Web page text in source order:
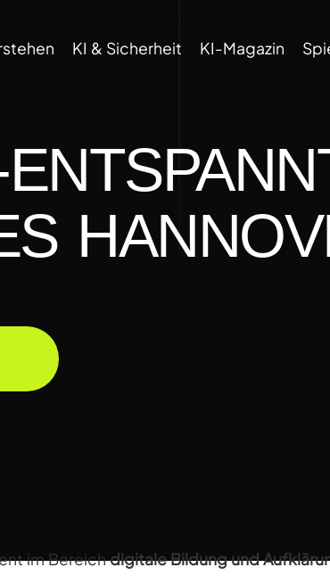
KI & Sicherheit KI-Magazin
im Bereichdigitale Bildung und